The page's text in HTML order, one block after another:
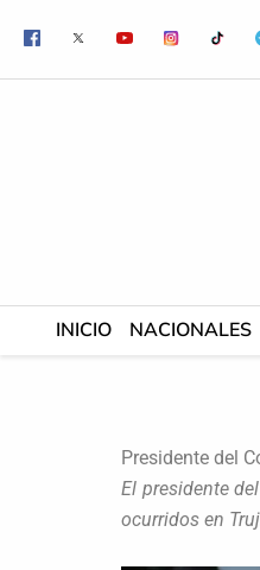
contenido
INICIO NACIONALES
Presidente del
El presidente
ocurridos en